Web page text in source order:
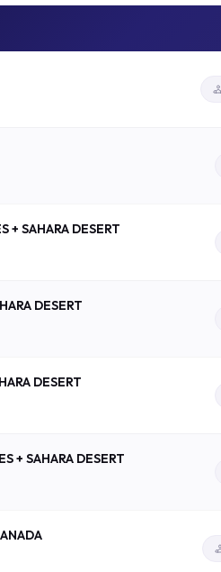
+ SAHARA DESERT
DESERT
DESERT
+ SAHARA DESERT